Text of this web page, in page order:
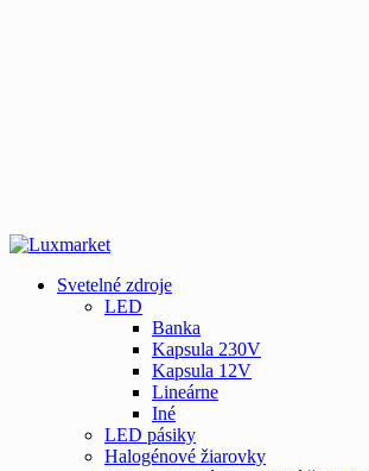
Svetelné zdroje
LED
Banka
Kapsula 230V
Kapsula 12V
Lineárne
Iné
LED pásiky
Halogénové žiarovky